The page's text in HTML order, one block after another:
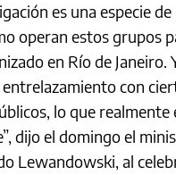
es una especie
operan estos grupos
en Río de Janeiro.
con
lo que realmente
dijo el domingo el
Lewandowski, al